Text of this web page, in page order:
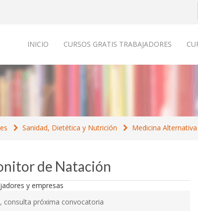
INICIO CURSOS GRATIS TRABAJADORES
Sanidad, Dietética y Nutrición Medicina
de Natación
consulta próxima convocatoria